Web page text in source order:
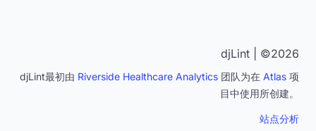
djLint | ©2026
djLint最初由 Riverside Healthcare Analytics 团队为在 Atlas 项
目中使用所创建。
站点分析